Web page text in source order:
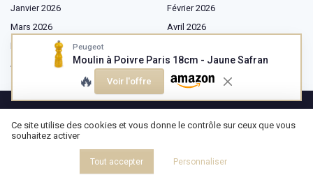
Peugeot
Moulin à Poivre Paris 18cm - Jaune Safran
🔥 Voir l'offre
Janvier 2026
Février 2026
Mars 2026
Avril 2026
Mai 2026
Juillet 2026
Août 2026
Shopping
Ce site utilise des cookies et vous donne le contrôle sur ceux que vous
souhaitez activer
Tout accepter Personnaliser